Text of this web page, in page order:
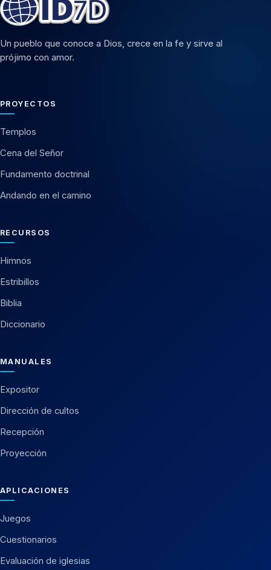
Un pueblo que conoce a Dios, crece en la fe y sirve al
prójimo con amor.
PROYECTOS
Templos
Cena del Señor
Fundamento doctrinal
Andando en el camino
RECURSOS
Himnos
Estribillos
Biblia
Diccionario
MANUALES
Expositor
Dirección de cultos
Recepción
Proyección
APLICACIONES
Juegos
Cuestionarios
Evaluación de iglesias